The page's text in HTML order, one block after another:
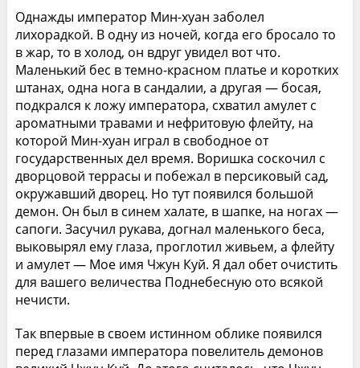
Однажды император Мин-хуан заболел
лихорадкой. В одну из ночей, когда его бросало то
в жар, то в холод, он вдруг увидел вот что.
Маленький бес в темно-красном платье и коротких
штанах, одна нога в сандалии, а другая — босая,
подкрался к ложу императора, схватил амулет с
ароматными травами и нефритовую флейту, на
которой Мин-хуан играл в свободное от
государственных дел время. Воришка соскочил с
дворцовой террасы и побежал в персиковый сад,
окружавший дворец. Но тут появился большой
демон. Он был в синем халате, в шапке, на ногах —
сапоги. Засучил рукава, догнал маленького беса,
выковырял ему глаза, проглотил живьем, а флейту
и амулет — Мое имя Чжун Куй. Я дал обет очистить
для вашего величества Поднебесную ото всякой
нечисти.
Так впервые в своем истинном облике появился
перед глазами императора повелитель демонов